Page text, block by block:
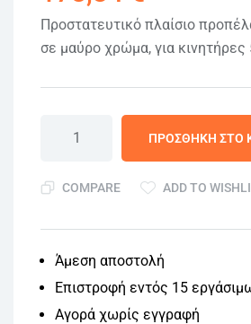
Προστατευτικό πλαίσιο
σε μαύρο χρώμα, για κινητήρες
ΠΡΟΣΘΉΚΗ ΣΤΟ
COMPARE ADD TO
Άμεση αποστολή
Επιστροφή εντός 15
Αγορά χωρίς εγγραφή